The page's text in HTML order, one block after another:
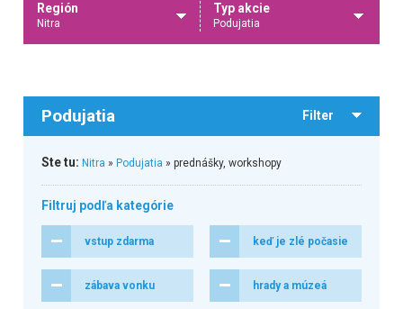
Región
Nitra
Typ akcie
Podujatia
Podujatia Filter
Ste tu: Nitra » Podujatia » prednášky, workshopy
Filtruj podľa kategórie
vstup zdarma keď je zlé počasie
zábava vonku hrady a múzeá